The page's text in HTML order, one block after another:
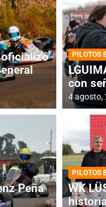
RMC BUENOS AIRES
Cerró
oficializó
Peña
PILOTOS
con
4 agosto,
PILOTOS
WK